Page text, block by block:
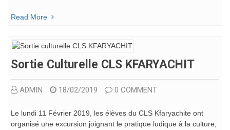
Read More
Sortie Culturelle CLS KFARYACHIT
ADMIN 18/02/2019 0 COMMENT
Le lundi 11 Février 2019, les élèves du CLS Kfaryachite ont
organisé une excursion joignant le pratique ludique à la culture,